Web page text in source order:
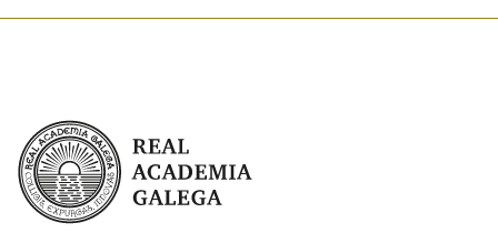
Real Academia Galega